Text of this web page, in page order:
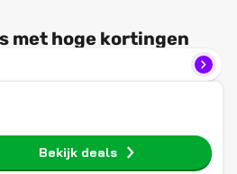
met hoge kortingen
Bekijk deals